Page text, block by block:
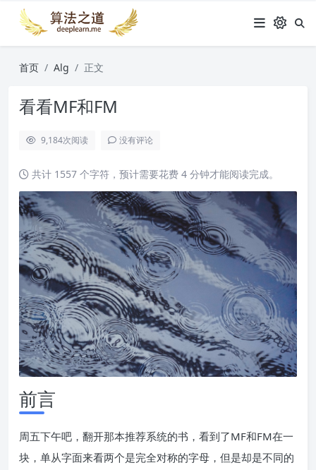
首页 Alg 正文
看看MF和FM
9,184次阅读 没有评论
共计 1557 个字符，预计需要花费 4 分钟才能阅读完成。
前言
周五下午吧，翻开那本推荐系统的书，看到了MF和FM在一
块，单从字面来看两个是完全对称的字母，但是却是不同的